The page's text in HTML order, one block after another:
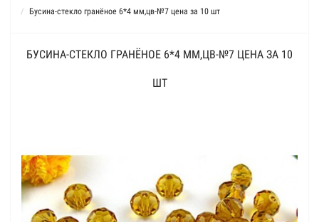
Бусина-стекло гранёное 6*4 мм,цв-№7 цена за 10 шт
БУСИНА-СТЕКЛО ГРАНЁНОЕ 6*4 ММ,ЦВ-№7 ЦЕНА ЗА 10
ШТ